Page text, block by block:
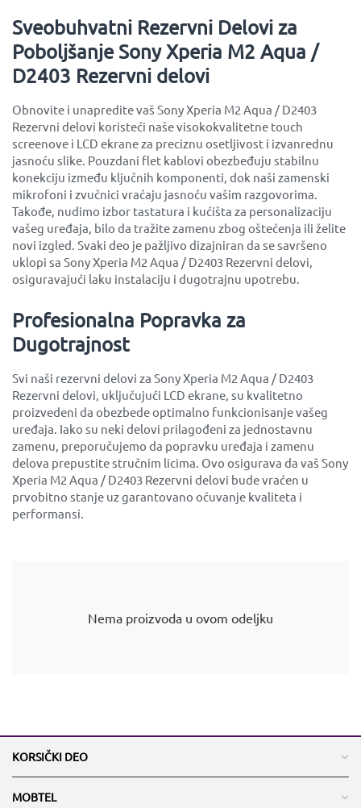
Sveobuhvatni Rezervni Delovi za
Poboljšanje Sony Xperia M2 Aqua /
D2403 Rezervni delovi
Obnovite i unapredite vaš Sony Xperia M2 Aqua / D2403
Rezervni delovi koristeći naše visokokvalitetne touch
screenove i LCD ekrane za preciznu osetljivost i izvanrednu
jasnoću slike. Pouzdani flet kablovi obezbeđuju stabilnu
konekciju između ključnih komponenti, dok naši zamenski
mikrofoni i zvučnici vraćaju jasnoću vašim razgovorima.
Takođe, nudimo izbor tastatura i kućišta za personalizaciju
vašeg uređaja, bilo da tražite zamenu zbog oštećenja ili želite
novi izgled. Svaki deo je pažljivo dizajniran da se savršeno
uklopi sa Sony Xperia M2 Aqua / D2403 Rezervni delovi,
osiguravajući laku instalaciju i dugotrajnu upotrebu.
Profesionalna Popravka za
Dugotrajnost
Svi naši rezervni delovi za Sony Xperia M2 Aqua / D2403
Rezervni delovi, uključujući LCD ekrane, su kvalitetno
proizvedeni da obezbede optimalno funkcionisanje vašeg
uređaja. Iako su neki delovi prilagođeni za jednostavnu
zamenu, preporučujemo da popravku uređaja i zamenu
delova prepustite stručnim licima. Ovo osigurava da vaš Sony
Xperia M2 Aqua / D2403 Rezervni delovi bude vraćen u
prvobitno stanje uz garantovano očuvanje kvaliteta i
performansi.
Nema proizvoda u ovom odeljku
KORSIČKI DEO
MOBTEL